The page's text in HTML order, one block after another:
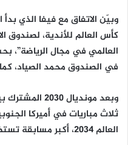
وبيّن الاتفاق مع فيفا الذي
كأس العالم للأندية، لصندوق
العالمي في مجال الرياضة”،
في الصندوق محمد الصياد،
وبعد مونديال
ثلاث مباريات في أميركا
العالم 2034، أكبر مسابقة تستضيفها المملكة على الإطلاق.